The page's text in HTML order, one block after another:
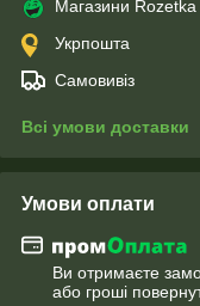
Магазини Rozetka
Укрпошта
Самовивіз
Всі умови доставки
Умови оплати
Ви отримаєте
або гроші